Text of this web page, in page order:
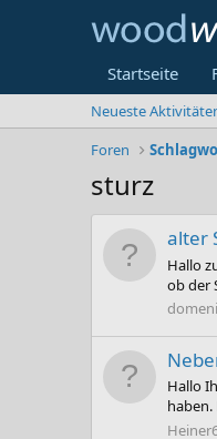
Startseite
Neueste
Foren
sturz
alter
Hallo
ob der
Hallo
haben.